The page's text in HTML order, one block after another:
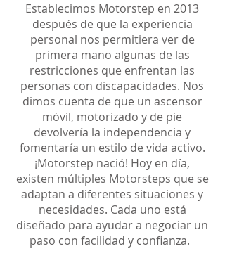
Establecimos Motorstep en 2013
después de que la experiencia
personal nos permitiera ver de
primera mano algunas de las
restricciones que enfrentan las
personas con discapacidades. Nos
dimos cuenta de que un ascensor
móvil, motorizado y de pie
devolvería la independencia y
fomentaría un estilo de vida activo.
¡Motorstep nació! Hoy en día,
existen múltiples Motorsteps que se
adaptan a diferentes situaciones y
necesidades. Cada uno está
diseñado para ayudar a negociar un
paso con facilidad y confianza.